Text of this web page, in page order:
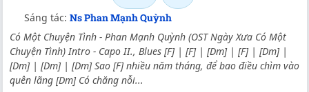
Sáng tác: Ns Phan Mạnh Quỳnh
Có Một Chuyện Tình - Phan Mạnh Quỳnh (OST Ngày Xưa Có Một
Chuyện Tình) Intro - Capo II., Blues [F] | [F] | [Dm] | [F] | [Dm] |
[Dm] | [Dm] | [Dm] Sao [F] nhiều năm tháng, để bao điều chìm vào
quên lãng [Dm] Có chăng nỗi...